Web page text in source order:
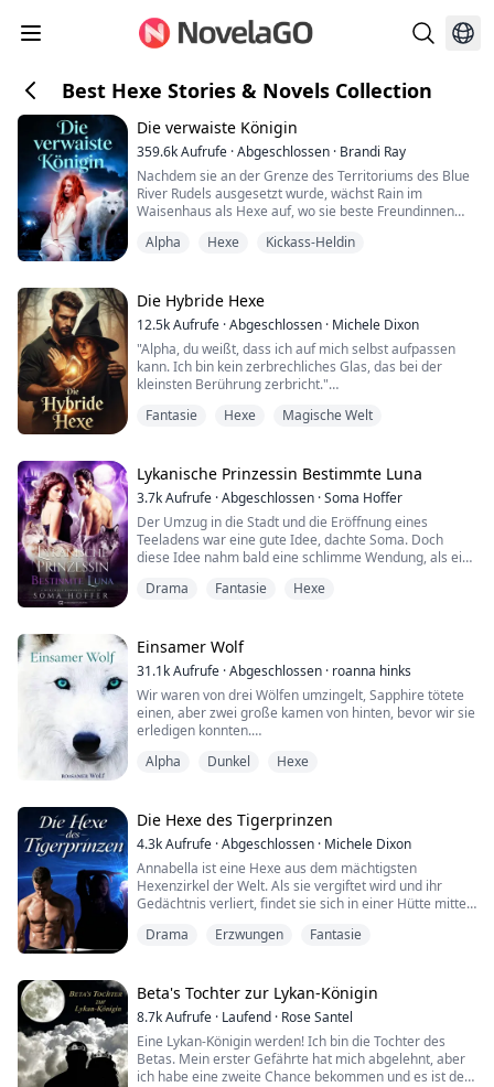
Best Hexe Stories & Novels Collection
Die verwaiste Königin
359.6kAufrufe ·Abgeschlossen · Brandi Ray
Nachdem sie an der Grenze des Territoriums des Blue
River Rudels ausgesetzt wurde, wächst Rain im
Waisenhaus als Hexe auf, wo sie beste Freundinnen
Rudel. Nach Jessicas siebzehntem Geburtstag erzählt
bewahren. Doch bevor sie gehen können, tritt Odet...
Alpha Hexe Kickass-Heldin
Die Hybride Hexe
12.5kAufrufe ·Abgeschlossen · Michele Dixon
"Alpha, du weißt, dass ich auf mich selbst aufpassen
kann. Ich bin kein zerbrechliches Glas, das bei der
kleinsten Berührung zerbricht."
"Ich weiß, dass du das kannst, Kaleigh. Du könntest fast
alles für dich."
"Das Mädchen, das auf den Truck zukommt, ist Amber.
Warte hier, während ich ...
Fantasie Hexe Magische Welt
Lykanische Prinzessin Bestimmte Luna
3.7kAufrufe ·Abgeschlossen ·Soma Hoffer
Der Umzug in die Stadt und die Eröffnung eines
Teeladens war eine gute Idee, dachte Soma. Doch
diese Idee nahm bald eine schlimme Wendung, als ein
mitten in einen Krieg zwischen ihm und Oliver Stone,
getroffen, der sie als seine Gefährtin entlarvt. Detekti...
Drama Fantasie Hexe
Einsamer Wolf
31.1kAufrufe ·Abgeschlossen · roanna hinks
Wir waren von drei Wölfen umzingelt, Sapphire tötete
einen, aber zwei große kamen von hinten, bevor wir sie
erledigen konnten.
Doch bevor ich etwas tun oder sagen kann, drängt
Ich bin wieder einmal in der Dunkelheit wegen meines
Wolfs, warum tut sie das?
Ich habe genug davon, ic...
Alpha Dunkel Hexe
Die Hexe des Tigerprinzen
4.3kAufrufe ·Abgeschlossen · Michele Dixon
Annabella ist eine Hexe aus dem mächtigsten
Hexenzirkel der Welt. Als sie vergiftet wird und ihr
Gedächtnis verliert, findet sie sich in einer Hütte mitten
was sie ist.
zu einer arrangierten Verbindung mit jemandem
zwingen, den er nicht kennt. Eines Tages ist er draußen
unterwegs, als er ange...
Drama Erzwungen Fantasie
Beta's Tochter zur Lykan-Königin
8.7kAufrufe · Laufend · Rose Santel
Eine Lykan-Königin werden! Ich bin die Tochter des
Betas. Mein erster Gefährte hat mich abgelehnt, aber
ich habe eine zweite Chance bekommen und es ist der